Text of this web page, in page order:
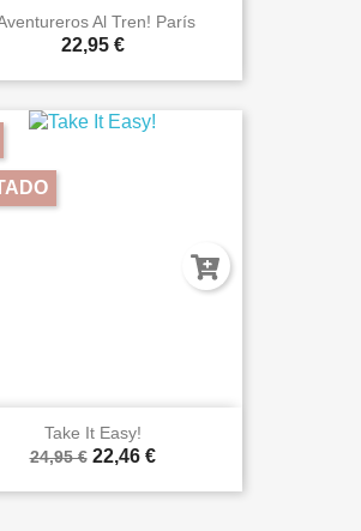
Al Tren! París
22,95 €
Take It Easy!
24,95 € 22,46 €